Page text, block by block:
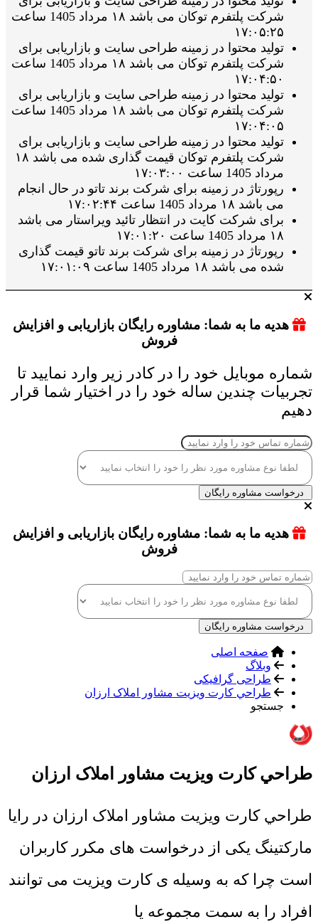
شرکت پلتفرم توکان می باشد ۱۸ مرداد 1405 ساعت
۱۷:۰۵:۲۵
تولید محتوا در زمینه طراحی سایت و بازاریابی برای
شرکت پلتفرم توکان می باشد ۱۸ مرداد 1405 ساعت
۱۷:۰۴:۵۰
تولید محتوا در زمینه طراحی سایت و بازاریابی برای
شرکت پلتفرم توکان می باشد ۱۸ مرداد 1405 ساعت
۱۷:۰۴:۰۵
تولید محتوا در زمینه طراحی سایت و بازاریابی برای
شرکت پلتفرم توکان قیمت گذاری شده می باشد ۱۸
مرداد 1405 ساعت ۱۷:۰۳:۰۰
رپورتاژ در زمینه برای شرکت برند تاتو در حال انجام
می باشد ۱۸ مرداد 1405 ساعت ۱۷:۰۲:۴۴
برای شرکت کایت در انتظار تائید ویراستار می باشد
۱۸ مرداد 1405 ساعت ۱۷:۰۱:۲۰
رپورتاژ در زمینه برای شرکت برند تاتو قیمت گذاری
شده می باشد ۱۸ مرداد 1405 ساعت ۱۷:۰۱:۰۹
هدیه ما به شما: مشاوره رایگان بازاریابی و افزایش
فروش
شماره موبایل خود را در کادر زیر وارد نمایید تا
تجربیات چندین ساله خود را در اختیار شما قرار
دهیم
درخواست مشاوره رایگان
هدیه ما به شما: مشاوره رایگان بازاریابی و افزایش
فروش
درخواست مشاوره رایگان
صفحه اصلی
وبلاگ
طراحی گرافیکی
طراحي کارت ويزيت مشاور املاک ارزان
جستجو
طراحي کارت ويزيت مشاور املاک ارزان
طراحي کارت ويزيت مشاور املاک ارزان در رایا
مارکتینگ یکی از درخواست های مکرر کاربران
است چرا که به وسیله ی کارت ویزیت می توانند
افراد را به سمت مجموعه یا